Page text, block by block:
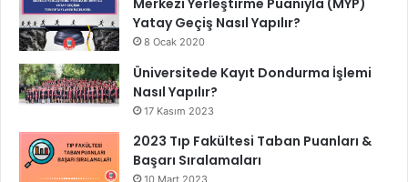
Yatay Geçiş Nasıl Yapılır?
8 Ocak 2020
Üniversitede Kayıt Dondurma İşlemi
Nasıl Yapılır?
17 Kasım 2023
2023 Tıp Fakültesi Taban Puanları &
Başarı Sıralamaları
10 Mart 2023